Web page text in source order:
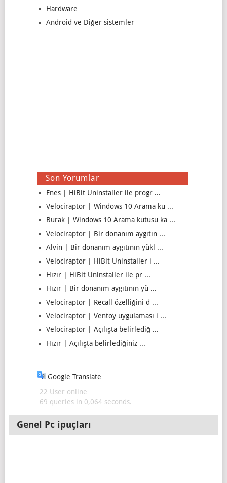
Hardware
Android ve Diğer sistemler
Son Yorumlar
Enes | HiBit Uninstaller ile progr ...
Velociraptor | Windows 10 Arama ku ...
Burak | Windows 10 Arama kutusu ka ...
Velociraptor | Bir donanım aygıtın ...
Alvin | Bir donanım aygıtının yükl ...
Velociraptor | HiBit Uninstaller i ...
Hızır | HiBit Uninstaller ile pr ...
Hızır | Bir donanım aygıtının yü ...
Velociraptor | Recall özelliğini d ...
Velociraptor | Ventoy uygulaması i ...
Velociraptor | Açılışta belirlediğ ...
Hızır | Açılışta belirlediğiniz ...
Google Translate
22 User online
69 queries in 0,064 seconds.
Genel Pc ipuçları